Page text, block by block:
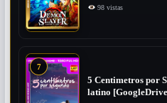
98 vistas
7
5 Centimetros por
latino